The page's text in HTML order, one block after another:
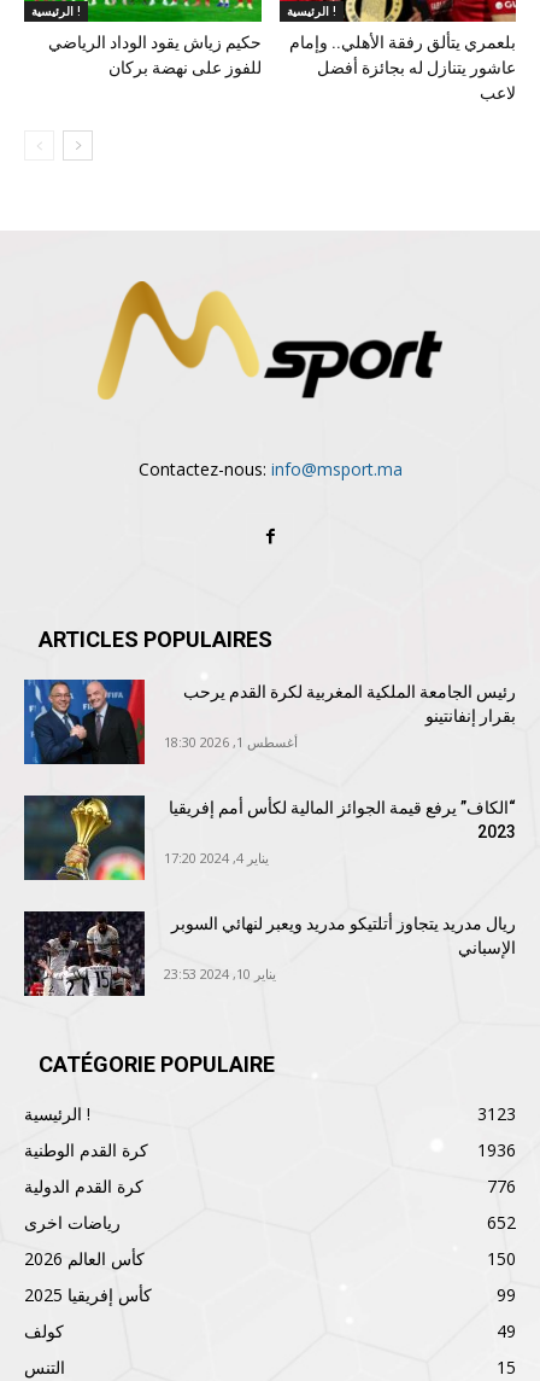
الرئيسية !
حكيم زياش يقود الوداد الرياضي
للفوز على نهضة بركان
الرئيسية !
بلعمري يتألق رفقة الأهلي.. وإمام
عاشور يتنازل له بجائزة أفضل
لاعب
Contactez-nous: info@msport.ma
ARTICLES POPULAIRES
رئيس الجامعة الملكية المغربية لكرة القدم يرحب
بقرار إنفانتينو
أغسطس 1, 2026 18:30
“الكاف” يرفع قيمة الجوائز المالية لكأس أمم إفريقيا
2023
يناير 4, 2024 17:20
ريال مدريد يتجاوز أتلتيكو مدريد ويعبر لنهائي السوبر
الإسباني
يناير 10, 2024 23:53
CATÉGORIE POPULAIRE
الرئيسية !
3123
كرة القدم الوطنية
1936
كرة القدم الدولية
776
رياضات اخرى
652
كأس العالم 2026
150
كأس إفريقيا 2025
99
كولف
49
التنس
15